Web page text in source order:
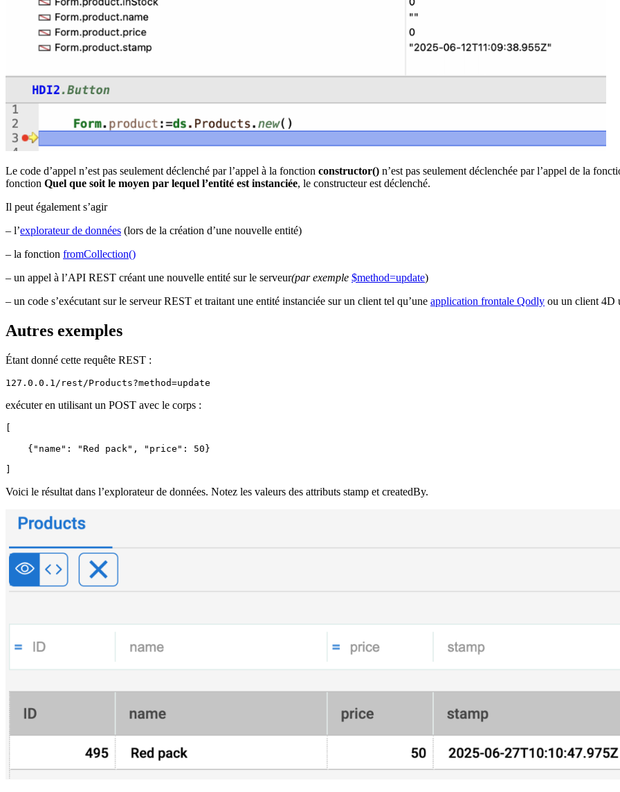
Le code d’appel n’est pas seulement déclenché par l’appel à la fonction constructor() n’est pas seulement déclenchée par l’appel de la
fonction Quel que soit le moyen par lequel l’entité est instanciée, le constructeur est déclenché.
Il peut également s’agir
– l’explorateur de données (lors de la création d’une nouvelle entité)
– la fonction fromCollection()
– un appel à l’API REST créant une nouvelle entité sur le serveur(par exemple $method=update)
– un code s’exécutant sur le serveur REST et traitant une entité instanciée sur un client tel qu’une application frontale Qodly ou un client 4D
Autres exemples
Étant donné cette requête REST :
127.0.0.1/rest/Products?method=update
exécuter en utilisant un POST avec le corps :
    {"name": "Red pack", "price": 50}
Voici le résultat dans l’explorateur de données. Notez les valeurs des attributs stamp et createdBy.